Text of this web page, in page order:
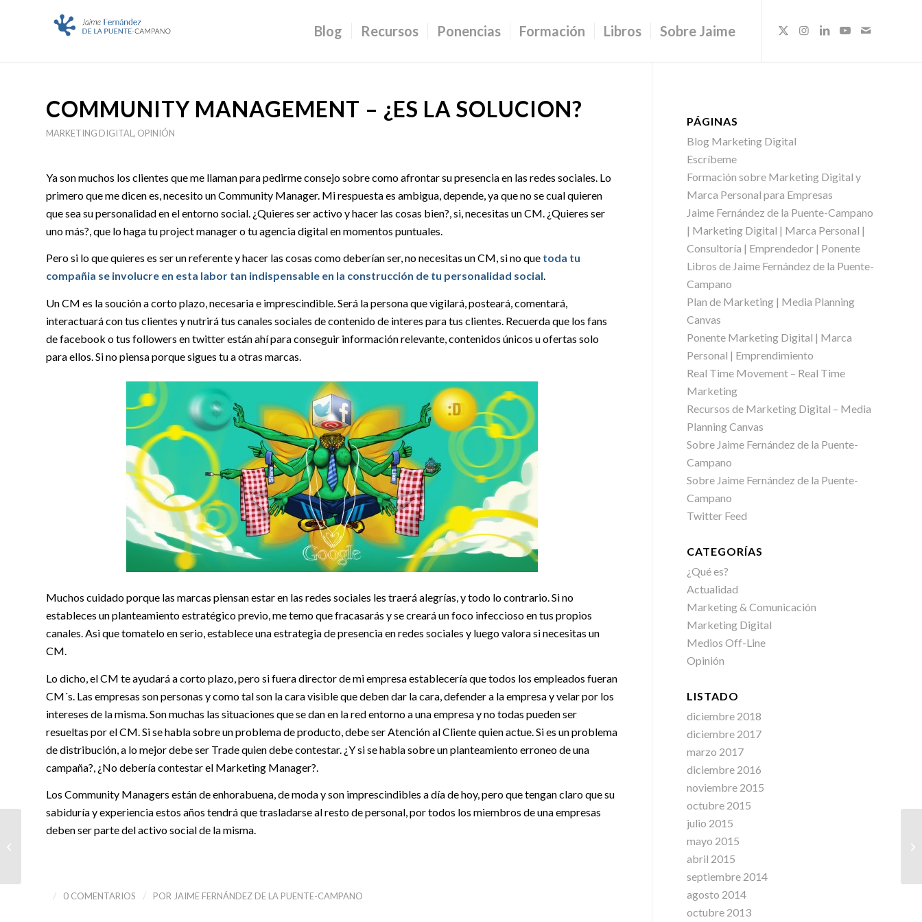
Blog Recursos Ponencias Formación Libros Sobre Jaime
COMMUNITY MANAGEMENT – ¿ES LA SOLUCION?
MARKETING DIGITAL , OPINIÓN
Ya son muchos los clientes que me llaman para pedirme consejo sobre como afrontar su presencia en las redes sociales. Lo
primero que me dicen es, necesito un Community Manager. Mi respuesta es ambigua, depende, ya que no se cual quieren
que sea su personalidad en el entorno social. ¿Quieres ser activo y hacer las cosas bien?, si, necesitas un CM. ¿Quieres ser
uno más?, que lo haga tu project manager o tu agencia digital en momentos puntuales.
Pero si lo que quieres es ser un referente y hacer las cosas como deberían ser, no necesitas un CM, si no que toda tu
compañia se involucre en esta labor tan indispensable en la construcción de tu personalidad social.
Un CM es la soución a corto plazo, necesaria e imprescindible. Será la persona que vigilará, posteará, comentará,
interactuará con tus clientes y nutrirá tus canales sociales de contenido de interes para tus clientes. Recuerda que los fans
de facebook o tus followers en twitter están ahí para conseguir información relevante, contenidos únicos u ofertas solo
para ellos. Si no piensa porque sigues tu a otras marcas.
Muchos cuidado porque las marcas piensan estar en las redes sociales les traerá alegrías, y todo lo contrario. Si no
estableces un planteamiento estratégico previo, me temo que fracasarás y se creará un foco infeccioso en tus propios
canales. Asi que tomatelo en serio, establece una estrategia de presencia en redes sociales y luego valora si necesitas un
CM.
Lo dicho, el CM te ayudará a corto plazo, pero si fuera director de mi empresa establecería que todos los empleados fueran
CM´s. Las empresas son personas y como tal son la cara visible que deben dar la cara, defender a la empresa y velar por los
intereses de la misma. Son muchas las situaciones que se dan en la red entorno a una empresa y no todas pueden ser
resueltas por el CM. Si se habla sobre un problema de producto, debe ser Atención al Cliente quien actue. Si es un problema
de distribución, a lo mejor debe ser Trade quien debe contestar. ¿Y si se habla sobre un planteamiento erroneo de una
campaña?, ¿No debería contestar el Marketing Manager?.
Los Community Managers están de enhorabuena, de moda y son imprescindibles a día de hoy, pero que tengan claro que su
sabiduría y experiencia estos años tendrá que trasladarse al resto de personal, por todos los miembros de una empresas
deben ser parte del activo social de la misma.
/ 0 COMENTARIOS / POR JAIME FERNÁNDEZ DE LA PUENTE-CAMPANO
PÁGINAS
Blog Marketing Digital
Escríbeme
Formación sobre Marketing Digital y
Marca Personal para Empresas
Jaime Fernández de la Puente-Campano
| Marketing Digital | Marca Personal |
Consultoría | Emprendedor | Ponente
Libros de Jaime Fernández de la Puente-
Campano
Plan de Marketing | Media Planning
Canvas
Ponente Marketing Digital | Marca
Personal | Emprendimiento
Real Time Movement – Real Time
Marketing
Recursos de Marketing Digital – Media
Planning Canvas
Sobre Jaime Fernández de la Puente-
Campano
Sobre Jaime Fernández de la Puente-
Campano
Twitter Feed
CATEGORÍAS
¿Qué es?
Actualidad
Marketing & Comunicación
Marketing Digital
Medios Off-Line
Opinión
LISTADO
diciembre 2018
diciembre 2017
marzo 2017
diciembre 2016
noviembre 2015
octubre 2015
julio 2015
mayo 2015
abril 2015
septiembre 2014
agosto 2014
octubre 2013
Estrategia Redes